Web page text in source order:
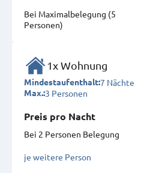
Bei Maximal­belegung (5
Personen)
1x Wohnung
Mindestaufenthalt:7 Nächte
Max.:3 Personen
Preis pro Nacht
Bei 2 Personen Belegung
je weitere Person